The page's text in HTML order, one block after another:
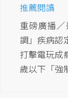
推薦閱讀
重磅廣播
調」疾病認
打擊電玩成
歲以下「強